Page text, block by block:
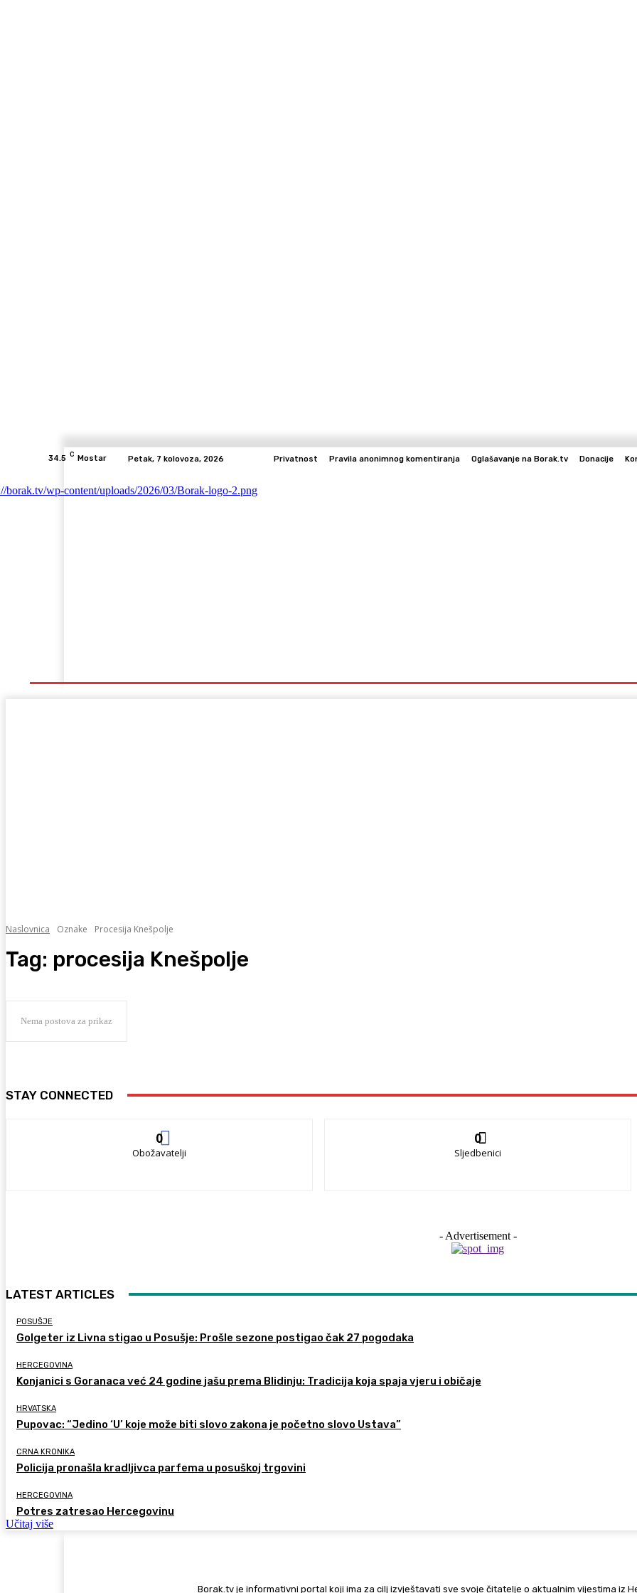
34.5 C Mostar Petak, 7 kolovoza, 2026 Privatnost Pravila anonimnog komentiranja Oglašavanje na Borak.tv Donacije
Naslovnica Oznake Procesija Knešpolje
Tag: procesija Knešpolje
Nema postova za prikaz
STAY CONNECTED
0
Obožavatelji
0
Sljedbenici
- Advertisement -
LATEST ARTICLES
POSUŠJE
Golgeter iz Livna stigao u Posušje: Prošle sezone postigao čak 27 pogodaka
HERCEGOVINA
Konjanici s Goranaca već 24 godine jašu prema Blidinju: Tradicija koja spaja vjeru i običaje
HRVATSKA
Pupovac: “Jedino ‘U’ koje može biti slovo zakona je početno slovo Ustava”
CRNA KRONIKA
Policija pronašla kradljivca parfema u posuškoj trgovini
HERCEGOVINA
Potres zatresao Hercegovinu
Učitaj više
Borak.tv je informativni portal koji ima za cilj izvještavati sve svoje čitatelje o aktualnim vijestima iz